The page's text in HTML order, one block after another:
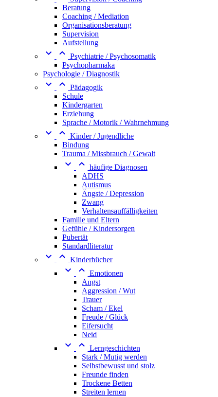
Beratung
Coaching / Mediation
Organisationsberatung
Supervision
Aufstellung
  Psychiatrie / Psychosomatik
Psychopharmaka
Psychologie / Diagnostik
  Pädagogik
Schule
Kindergarten
Erziehung
Sprache / Motorik / Wahrnehmung
  Kinder / Jugendliche
Bindung
Trauma / Missbrauch / Gewalt
  häufige Diagnosen
ADHS
Autismus
Ängste / Depression
Zwang
Verhaltensauffälligkeiten
Familie und Eltern
Gefühle / Kindersorgen
Pubertät
Standardliteratur
  Kinderbücher
  Emotionen
Angst
Aggression / Wut
Trauer
Scham / Ekel
Freude / Glück
Eifersucht
Neid
  Lerngeschichten
Stark / Mutig werden
Selbstbewusst und stolz
Freunde finden
Trockene Betten
Streiten lernen